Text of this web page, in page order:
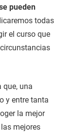
pueden
todas
el curso que
que, una
y entre tanta
la mejor
mejores